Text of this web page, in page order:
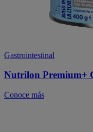
Gastrointestinal
Nutrilon Premium+
Conoce más